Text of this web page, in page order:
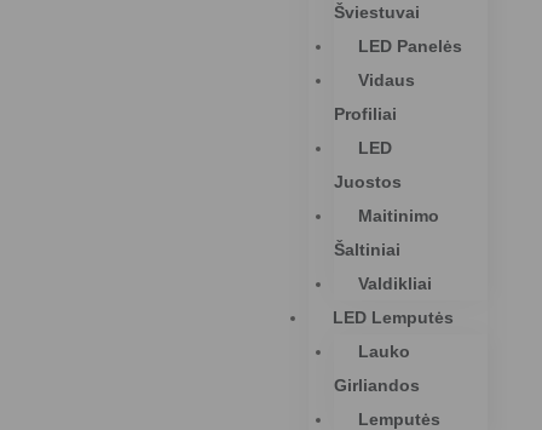
Šviestuvai
LED Panelės
Vidaus
Profiliai
LED
Juostos
Maitinimo
Šaltiniai
Valdikliai
LED Lemputės
Lauko
Girliandos
Lemputės